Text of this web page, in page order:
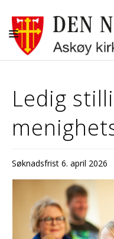
KALENDER
BEGRAVELSE
KONFIRMASJON
BARN
UNGDOM
MENIGHETSBLADET
Ledig
Søknadsfrist 6. april 2026